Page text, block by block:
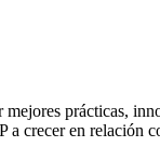
prácticas,
a crecer en relación